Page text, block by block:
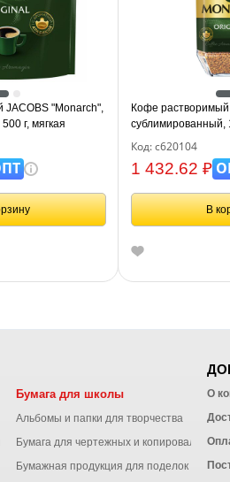
"Monarch",
г, мягкая
Кофе
сублимированный,
банка, 8050934
Код: с620104
1 432.62 ₽
В
книжки
Бумага для школы
Альбомы и папки для творчества
Бумага для чертежных и копировальных
Бумажная продукция для поделок
О